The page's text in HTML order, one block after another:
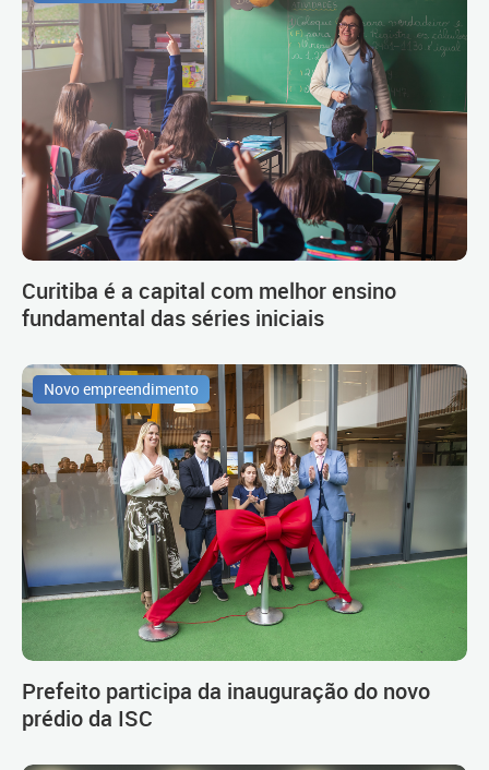
Curitiba é a capital com melhor ensino
fundamental das séries iniciais
Novo empreendimento
Prefeito participa da inauguração do novo
prédio da ISC